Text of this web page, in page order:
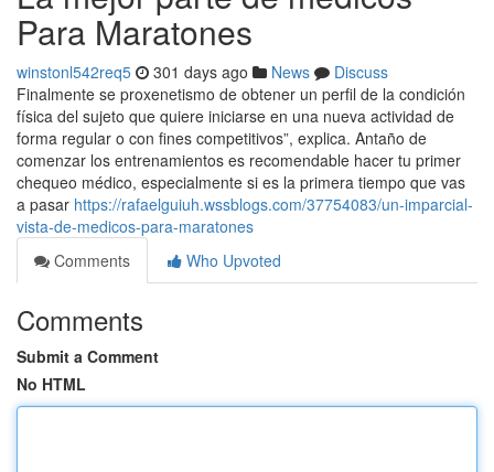
Para Maratones
winstonl542req5 301 days ago News
Discuss
Finalmente se proxenetismo de obtener un perfil de la condición
física del sujeto que quiere iniciarse en una nueva actividad de
forma regular o con fines competitivos”, explica. Antaño de
comenzar los entrenamientos es recomendable hacer tu primer
chequeo médico, especialmente si es la primera tiempo que vas
a pasar https://rafaelguiuh.wssblogs.com/37754083/un-imparcial-
vista-de-medicos-para-maratones
Comments
Who Upvoted
Comments
Submit a Comment
No HTML